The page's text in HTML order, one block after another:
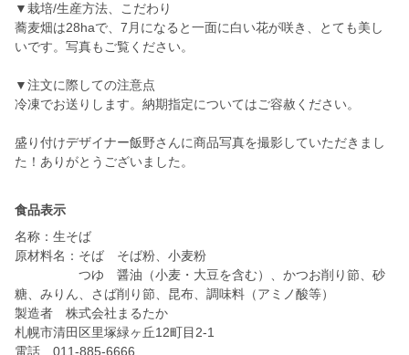
▼栽培/生産方法、こだわり
蕎麦畑は28haで、7月になると一面に白い花が咲き、とても美し
いです。写真もご覧ください。
▼注文に際しての注意点
冷凍でお送りします。納期指定についてはご容赦ください。
盛り付けデザイナー飯野さんに商品写真を撮影していただきまし
た！ありがとうございました。
食品表示
名称：生そば
原材料名：そば そば粉、小麦粉
つゆ 醤油（小麦・大豆を含む）、かつお削り節、砂
糖、みりん、さば削り節、昆布、調味料（アミノ酸等）
製造者 株式会社まるたか
札幌市清田区里塚緑ヶ丘12町目2-1